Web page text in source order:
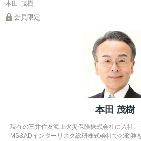
本田 茂樹
会員限定
本田 茂樹
現在の三井住友海上火災保険株式会社に入社
MS&ADインターリスク総研株式会社での勤務